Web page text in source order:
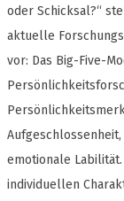
oder Schicksal?“
aktuelle
vor: Das Big-Five-
emotionale
individuellen